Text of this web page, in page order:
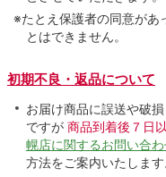
※たとえ保護者の同意があ
とはできません。
初期不良・返品について
お届け商品に誤送や破
ですが 商品到着後７日
幌店に関するお問い合わ
方法をご案内いたします